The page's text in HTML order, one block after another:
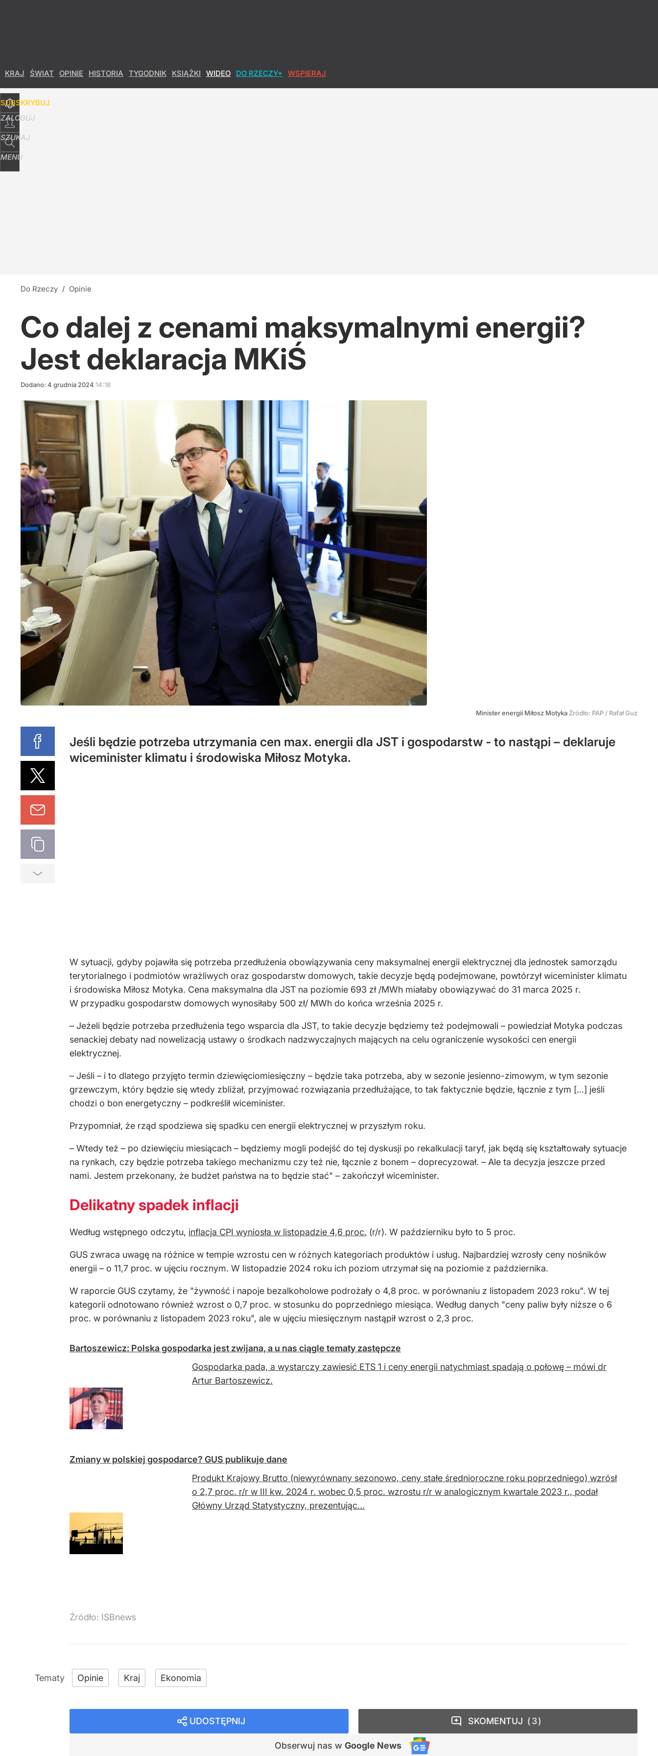
KRAJ ŚWIAT OPINIE HISTORIA TYGODNIK KSIĄŻKI WIDEO DO RZECZY+ WSPIERAJ
SUBSKRYBUJ
ZALOGUJ
SZUKAJ
MENU
Do Rzeczy / Opinie
Co dalej z cenami maksymalnymi energii?
Jest deklaracja MKiŚ
Dodano: 4 grudnia 2024 14:18
Minister energii Miłosz Motyka Źródło: PAP / Rafał Guz
Jeśli będzie potrzeba utrzymania cen max. energii dla JST i gospodarstw - to nastąpi – deklaruje
wiceminister klimatu i środowiska Miłosz Motyka.
W sytuacji, gdyby pojawiła się potrzeba przedłużenia obowiązywania ceny maksymalnej energii elektrycznej dla jednostek samorządu
terytorialnego i podmiotów wrażliwych oraz gospodarstw domowych, takie decyzje będą podejmowane, powtórzył wiceminister klimatu
i środowiska Miłosz Motyka. Cena maksymalna dla JST na poziomie 693 zł /MWh miałaby obowiązywać do 31 marca 2025 r.
W przypadku gospodarstw domowych wynosiłaby 500 zł/ MWh do końca września 2025 r.
– Jeżeli będzie potrzeba przedłużenia tego wsparcia dla JST, to takie decyzje będziemy też podejmowali – powiedział Motyka podczas
senackiej debaty nad nowelizacją ustawy o środkach nadzwyczajnych mających na celu ograniczenie wysokości cen energii
elektrycznej.
– Jeśli – i to dlatego przyjęto termin dziewięciomiesięczny – będzie taka potrzeba, aby w sezonie jesienno-zimowym, w tym sezonie
grzewczym, który będzie się wtedy zbliżał, przyjmować rozwiązania przedłużające, to tak faktycznie będzie, łącznie z tym […] jeśli
chodzi o bon energetyczny – podkreślił wiceminister.
Przypomniał, że rząd spodziewa się spadku cen energii elektrycznej w przyszłym roku.
– Wtedy też – po dziewięciu miesiącach – będziemy mogli podejść do tej dyskusji po rekalkulacji taryf, jak będą się kształtowały sytuacje
na rynkach, czy będzie potrzeba takiego mechanizmu czy też nie, łącznie z bonem – doprecyzował. – Ale ta decyzja jeszcze przed
nami. Jestem przekonany, że budżet państwa na to będzie stać" – zakończył wiceminister.
Delikatny spadek inflacji
Według wstępnego odczytu, inflacja CPI wyniosła w listopadzie 4,6 proc. (r/r). W październiku było to 5 proc.
GUS zwraca uwagę na różnice w tempie wzrostu cen w różnych kategoriach produktów i usług. Najbardziej wzrosły ceny nośników
energii – o 11,7 proc. w ujęciu rocznym. W listopadzie 2024 roku ich poziom utrzymał się na poziomie z października.
W raporcie GUS czytamy, że "żywność i napoje bezalkoholowe podrożały o 4,8 proc. w porównaniu z listopadem 2023 roku". W tej
kategorii odnotowano również wzrost o 0,7 proc. w stosunku do poprzedniego miesiąca. Według danych "ceny paliw były niższe o 6
proc. w porównaniu z listopadem 2023 roku", ale w ujęciu miesięcznym nastąpił wzrost o 2,3 proc.
Bartoszewicz: Polska gospodarka jest zwijana, a u nas ciągle tematy zastępcze
Gospodarka pada, a wystarczy zawiesić ETS 1 i ceny energii natychmiast spadają o połowę – mówi dr
Artur Bartoszewicz.
Zmiany w polskiej gospodarce? GUS publikuje dane
Produkt Krajowy Brutto (niewyrównany sezonowo, ceny stałe średnioroczne roku poprzedniego) wzrósł
o 2,7 proc. r/r w III kw. 2024 r. wobec 0,5 proc. wzrostu r/r w analogicznym kwartale 2023 r., podał
Główny Urząd Statystyczny, prezentując...
Źródło: ISBnews
Opinie Kraj Ekonomia
UDOSTĘPNIJ
Obserwuj nas w Google News
SKOMENTUJ 3